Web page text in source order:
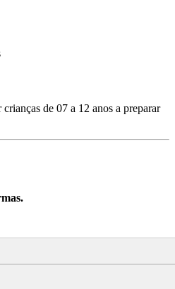
de 07 a 12 anos a preparar